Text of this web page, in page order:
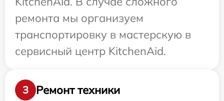
ремонта мы организуем
транспортировку в мастерскую в
сервисный центр KitchenAid.
3
Ремонт техники